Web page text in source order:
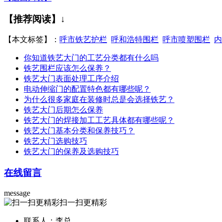
【推荐阅读】↓
【本文标签】： 呼市铁艺护栏 呼和浩特围栏 呼市喷塑围栏
你知道铁艺大门的工艺分类都有什么吗
铁艺围栏应该怎么保养？
铁艺大门表面处理工序介绍
电动伸缩门的配置特色都有哪些呢？
为什么很多家庭在装修时总是会选择铁艺？
铁艺大门后期怎么保养
铁艺大门的焊接加工工艺具体都有哪些呢？
铁艺大门基本分类和保养技巧？
铁艺大门选购技巧
铁艺大门的保养及选购技巧
在线留言
message
扫一扫更精彩